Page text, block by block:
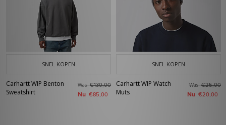
SNEL KOPEN
Carhartt WIP Benton
Sweatshirt
Was€130,00
Nu €85,00
SNEL KOPEN
Carhartt WIP Watch
Muts
Was€25,00
Nu €20,00